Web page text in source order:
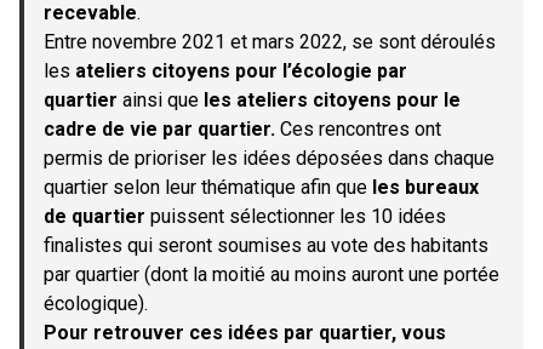
recevable.
Entre novembre 2021 et mars 2022, se sont déroulés
les ateliers citoyens pour l’écologie par
quartier ainsi que les ateliers citoyens pour le
cadre de vie par quartier. Ces rencontres ont
permis de prioriser les idées déposées dans chaque
quartier selon leur thématique afin que les bureaux
de quartier puissent sélectionner les 10 idées
finalistes qui seront soumises au vote des habitants
par quartier (dont la moitié au moins auront une portée
écologique).
Pour retrouver ces idées par quartier, vous